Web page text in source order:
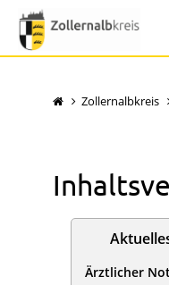
Zollernalbkreis
Ärztlicher